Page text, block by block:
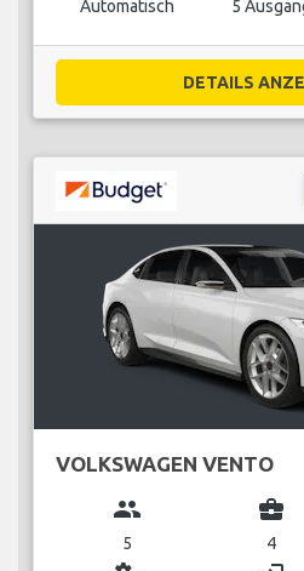
Automatisch 5
DETAILS
VOLKSWAGEN VENTO
group
5
business_center
4